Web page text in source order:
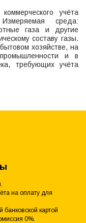
учёта
среда:
газа и другие
составу газы.
хозяйстве, на
и в
требующих учёта
на оплату для
картой
0%.